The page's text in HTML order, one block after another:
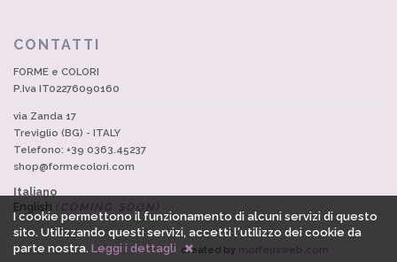
CONTATTI
FORME e COLORI
P.Iva IT02276090160
via Zanda 17
Treviglio (BG) - ITALY
Telefono: +39 0363.45237
shop@formecolori.com
Italiano
English (COMING SOON)
created by morfeusweb.com
I cookie permettono il funzionamento di alcuni servizi di questo
sito. Utilizzando questi servizi, accetti l'utilizzo dei cookie da
parte nostra. Leggi i dettagli